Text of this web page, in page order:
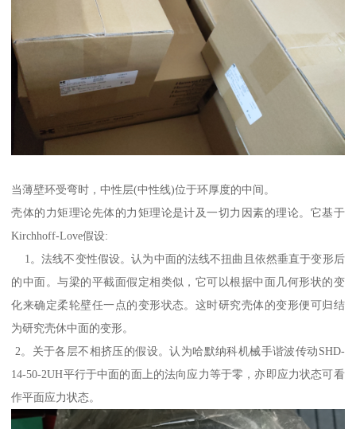
当薄壁环受弯时，中性层(中性线)位于环厚度的中间。
壳体的力矩理论先体的力矩理论是计及一切力因素的理论。它基于
Kirchhoff-Love假设:
1。法线不变性假设。认为中面的法线不扭曲且依然垂直于变形后
的中面。与梁的平截面假定相类似，它可以根据中面几何形状的变
化来确定柔轮壁任一点的变形状态。这时研究壳体的变形便可归结
为研究壳休中面的变形。
2。关于各层不相挤压的假设。认为哈默纳科机械手谐波传动SHD-
14-50-2UH平行于中面的面上的法向应力等于零，亦即应力状态可看
作平面应力状态。